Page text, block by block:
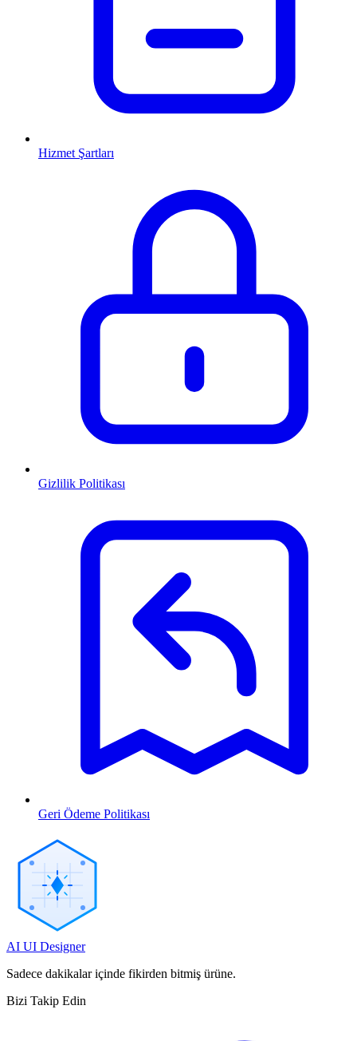
Hizmet Şartları
Gizlilik Politikası
Geri Ödeme Politikası
AI UI Designer
Sadece dakikalar içinde fikirden bitmiş ürüne.
Bizi Takip Edin